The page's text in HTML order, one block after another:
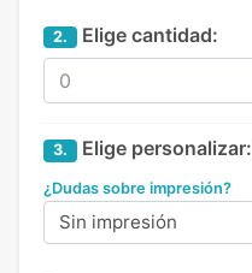
2. Elige cantidad:
3. Elige personalizar:
¿Dudas sobre impresión?
Sin impresión